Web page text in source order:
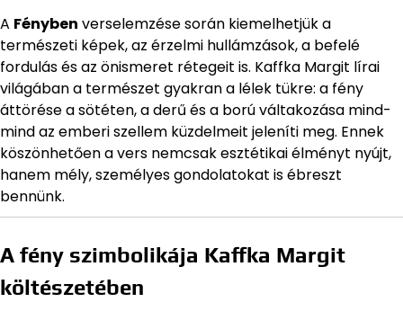
A Fényben verselemzése során kiemelhetjük a
természeti képek, az érzelmi hullámzások, a befelé
fordulás és az önismeret rétegeit is. Kaffka Margit lírai
világában a természet gyakran a lélek tükre: a fény
áttörése a sötéten, a derű és a ború váltakozása mind-
mind az emberi szellem küzdelmeit jeleníti meg. Ennek
köszönhetően a vers nemcsak esztétikai élményt nyújt,
hanem mély, személyes gondolatokat is ébreszt
bennünk.
A fény szimbolikája Kaffka Margit
költészetében